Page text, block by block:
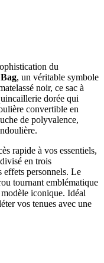
du
, un véritable symbole
noir, ce sac à
dorée qui
convertible en
de polyvalence,
rapide à vos essentiels,
en trois
effets personnels. Le
tournant emblématique
iconique. Idéal
vos tenues avec une